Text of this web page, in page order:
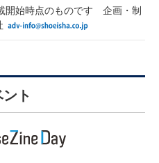
開始時点のものです 企画・制
ト